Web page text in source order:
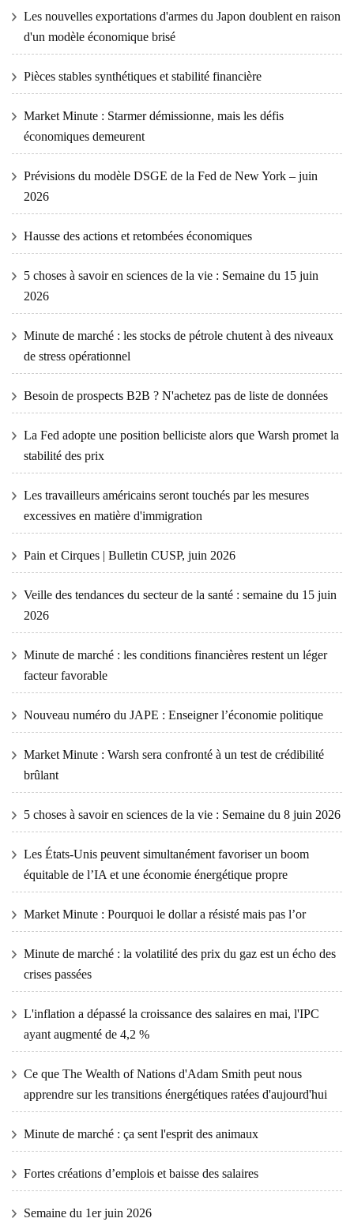
Les nouvelles exportations d'armes du Japon doublent en raison
d'un modèle économique brisé
Pièces stables synthétiques et stabilité financière
Market Minute : Starmer démissionne, mais les défis
économiques demeurent
Prévisions du modèle DSGE de la Fed de New York – juin
2026
Hausse des actions et retombées économiques
5 choses à savoir en sciences de la vie : Semaine du 15 juin
2026
Minute de marché : les stocks de pétrole chutent à des niveaux
de stress opérationnel
Besoin de prospects B2B ? N'achetez pas de liste de données
La Fed adopte une position belliciste alors que Warsh promet la
stabilité des prix
Les travailleurs américains seront touchés par les mesures
excessives en matière d'immigration
Pain et Cirques | Bulletin CUSP, juin 2026
Veille des tendances du secteur de la santé : semaine du 15 juin
2026
Minute de marché : les conditions financières restent un léger
facteur favorable
Nouveau numéro du JAPE : Enseigner l’économie politique
Market Minute : Warsh sera confronté à un test de crédibilité
brûlant
5 choses à savoir en sciences de la vie : Semaine du 8 juin 2026
Les États-Unis peuvent simultanément favoriser un boom
équitable de l’IA et une économie énergétique propre
Market Minute : Pourquoi le dollar a résisté mais pas l’or
Minute de marché : la volatilité des prix du gaz est un écho des
crises passées
L'inflation a dépassé la croissance des salaires en mai, l'IPC
ayant augmenté de 4,2 %
Ce que The Wealth of Nations d'Adam Smith peut nous
apprendre sur les transitions énergétiques ratées d'aujourd'hui
Minute de marché : ça sent l'esprit des animaux
Fortes créations d’emplois et baisse des salaires
Semaine du 1er juin 2026